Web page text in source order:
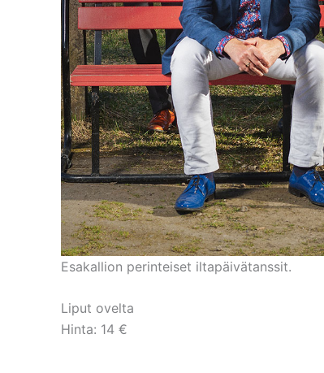
Esakallion perinteiset iltapäivätanssit.
Liput ovelta
Hinta: 14 €